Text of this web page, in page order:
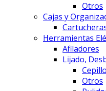
Otros
Cajas y
Herramientas
Afiladores
Lijado,
Otros